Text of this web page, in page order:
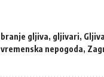
branje gljiva, gljivari,
vremenska nepogoda,